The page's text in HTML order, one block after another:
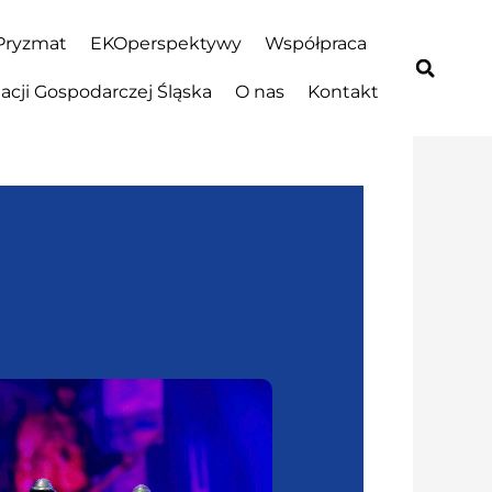
EKOperspektywy Współpraca
Gospodarczej Śląska O nas Kontakt